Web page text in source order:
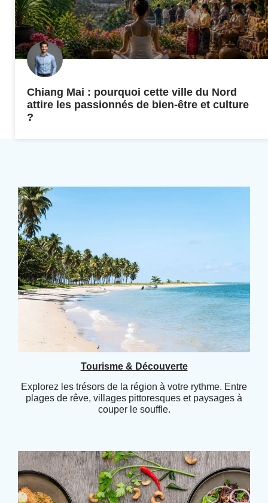
Chiang Mai : pourquoi cette ville du Nord
attire les passionnés de bien-être et culture
?
Tourisme & Découverte
Explorez les trésors de la région à votre rythme. Entre
plages de rêve, villages pittoresques et paysages à
couper le souffle.